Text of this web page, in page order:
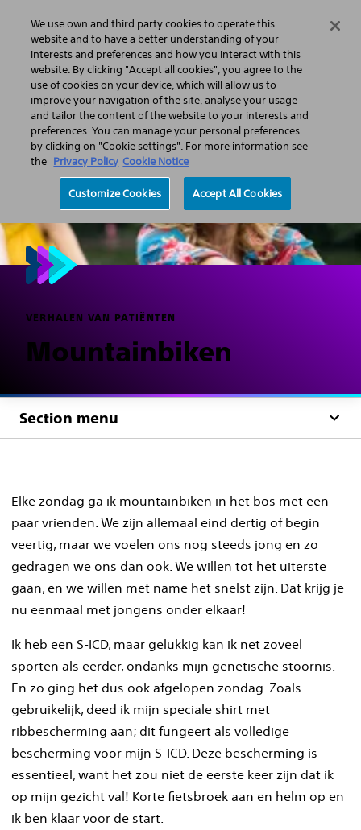
VERHALEN VAN PATIËNTEN
Mountainbiken
Section menu
Elke zondag ga ik mountainbiken in het bos met een
paar vrienden. We zijn allemaal eind dertig of begin
veertig, maar we voelen ons nog steeds jong en zo
gedragen we ons dan ook. We willen tot het uiterste
gaan, en we willen met name het snelst zijn. Dat krijg je
nu eenmaal met jongens onder elkaar!
Ik heb een S-ICD, maar gelukkig kan ik net zoveel
sporten als eerder, ondanks mijn genetische stoornis.
En zo ging het dus ook afgelopen zondag. Zoals
gebruikelijk, deed ik mijn speciale shirt met
ribbescherming aan; dit fungeert als volledige
bescherming voor mijn S-ICD. Deze bescherming is
essentieel, want het zou niet de eerste keer zijn dat ik
op mijn gezicht val! Korte fietsbroek aan en helm op en
ik ben klaar voor de start.
We use own and third party cookies to operate this
website and to have a better understanding of your
interests and preferences and how you interact with this
website. By clicking "Accept all cookies", you agree to the
use of cookies on your device, which will allow us to
improve your navigation of the site, analyse your usage
and tailor the content of the website to your interests and
preferences. You can manage your personal preferences
by clicking on "Cookie settings". For more information see
the Privacy Policy Cookie Notice
Customize Cookies Accept All Cookies